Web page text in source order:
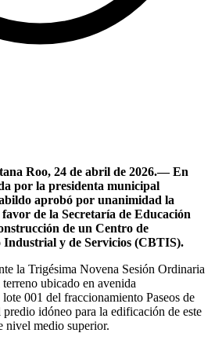
Roo, 24 de abril de 2026.— En
por la presidenta municipal
aprobó por unanimidad la
de la Secretaría de Educación
de un Centro de
Industrial y de Servicios (CBTIS).
la Trigésima Novena Sesión Ordinaria
ubicado en avenida
001 del fraccionamiento Paseos de
idóneo para la edificación de este
nivel medio superior.